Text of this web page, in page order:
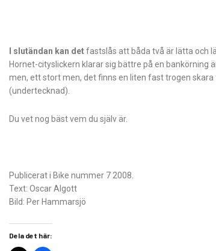
I slutändan kan detfastslås att båda två är lätta och
Hornet-cityslickern klarar sig bättre på en bankörning
men, ett stort men, det finns en liten fast trogen
(undertecknad).
Du vet nog bäst vem du själv är.
Publicerat i Bike nummer 7 2008.
Text: Oscar Algott
Bild: Per Hammarsjö
Dela det här: